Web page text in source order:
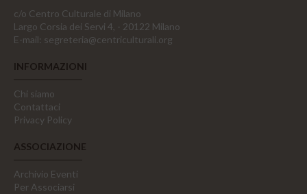
c/o Centro Culturale di Milano
Largo Corsia dei Servi 4, - 20122 Milano
E-mail: segreteria@centriculturali.org
INFORMAZIONI
Chi siamo
Contattaci
Privacy Policy
ASSOCIAZIONE
Archivio Eventi
Per Associarsi